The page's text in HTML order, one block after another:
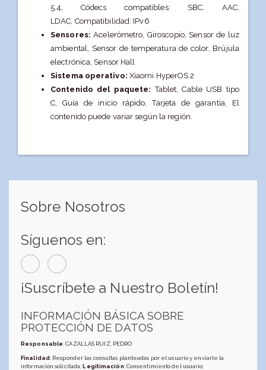
5.4, Códecs compatibles: SBC, AAC,
LDAC, Compatibilidad: IPv6
Sensores: Acelerómetro, Giroscopio, Sensor de luz
ambiental, Sensor de temperatura de color, Brújula
electrónica, Sensor Hall
Sistema operativo: Xiaomi HyperOS 2
Contenido del paquete:Tablet,Cable USB tipo
C,Guía de inicio rápido,Tarjeta de garantía, El
contenido puede variar según la región.
Sobre Nosotros
Síguenos en:
¡Suscríbete a Nuestro Boletín!
INFORMACIÓN BÁSICA SOBRE
PROTECCIÓN DE DATOS
Responsable: CAZALLAS RUIZ, PEDRO
Finalidad: Responder las consultas planteadas por el usuario y enviarle la
información solicitada;Legitimación: Consentimiento del usuario;